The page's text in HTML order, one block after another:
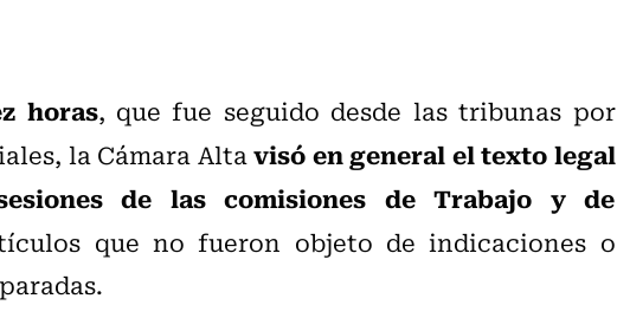
horas, que fue seguido desde las tribunas por
la Cámara Altavisó en general el texto legal
de las comisiones de Trabajo y de
que no fueron objeto de indicaciones o